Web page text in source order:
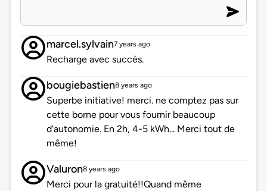
marcel.sylvain7 years ago
Recharge avec succès.
bougiebastien8 years ago
Superbe initiative! merci. ne comptez pas sur
cette borne pour vous fournir beaucoup
d'autonomie. En 2h, 4-5 kWh... Merci tout de
même!
Valuron8 years ago
Merci pour la gratuité!!Quand même